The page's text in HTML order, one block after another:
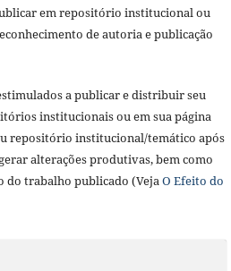
em repositório institucional ou
de autoria e publicação
a publicar e distribuir seu
institucionais ou em sua página
repositório institucional/temático após
alterações produtivas, bem como
do trabalho publicado (VejaO Efeito do